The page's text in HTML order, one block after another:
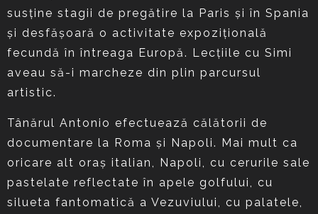
susţine stagii de pregătire la Paris şi în Spania
şi desfăşoară o activitate expoziţională
fecundă în întreaga Europă. Lecţiile cu Simi
aveau să-i marcheze din plin parcursul
artistic.
Tânărul Antonio efectuează călătorii de
documentare la Roma şi Napoli. Mai mult ca
oricare alt oraş italian, Napoli, cu cerurile sale
pastelate reflectate în apele golfului, cu
silueta fantomatică a Vezuviului, cu palatele,